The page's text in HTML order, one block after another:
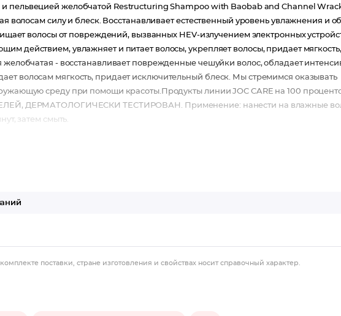
пельвецией желобчатой Restructuring Shampoo with Baobab and Channel
волосам силу и блеск. Восстанавливает естественный уровень увлажнения и
волосы от повреждений, вызванных HEV-излучением электронных
действием, увлажняет и питает волосы, укрепляет волосы, придает мягкость,
желобчатая - восстанавливает поврежденные чешуйки волос, обладает
волосам мягкость, придает исключительный блеск. Мы стремимся оказывать
среду при помощи красоты.Продукты линии JOC CARE на 100
ДЕРМАТОЛОГИЧЕСКИ ТЕСТИРОВАН. Применение: нанести на влажные
затем смыть.
поставки, стране изготовления и свойствах носит справочный характер.